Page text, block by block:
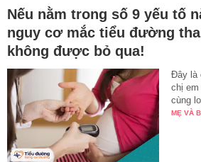
Nếu nằm trong số 9 yếu tố
nguy cơ mắc tiểu đường
không được bỏ qua!
Đây là
chị
cùng
MẸ VÀ